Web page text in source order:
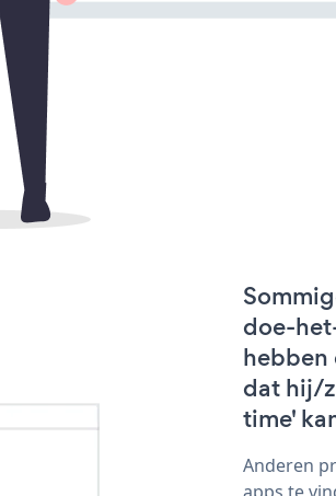
doe-
hebben
dat hij/
time'
Anderen